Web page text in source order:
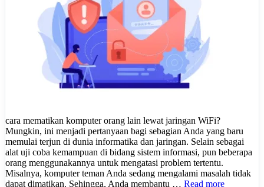
cara mematikan komputer orang lain lewat jaringan WiFi?
Mungkin, ini menjadi pertanyaan bagi sebagian Anda yang baru
memulai terjun di dunia informatika dan jaringan. Selain sebagai
alat uji coba kemampuan di bidang sistem informasi, pun beberapa
orang menggunakannya untuk mengatasi problem tertentu.
Misalnya, komputer teman Anda sedang mengalami masalah tidak
dapat dimatikan. Sehingga, Anda membantu … Read more